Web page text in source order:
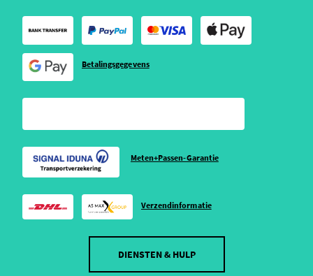
Betalingsgegevens
Meten+Passen-Garantie
Verzendinformatie
DIENSTEN & HULP